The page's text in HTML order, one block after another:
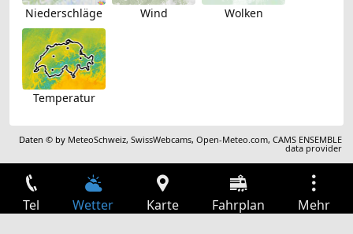
Niederschläge Wind Wolken
Temperatur
Daten © by MeteoSchweiz,SwissWebcams,Open-Meteo.com,CAMS ENSEMBLE
data provider
Tel Wetter Karte Fahrplan Mehr